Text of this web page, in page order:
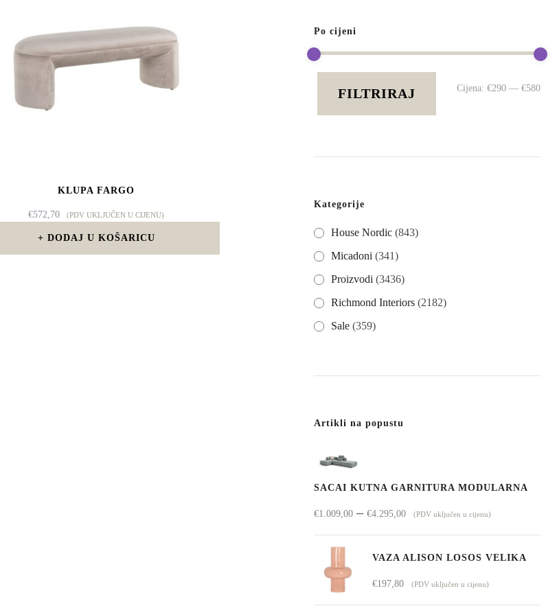
KLUPA FARGO
€572,70 (PDV UKLJUČEN U CIJENU)
DODAJ U KOŠARICU
Po cijeni
FILTRIRAJ Cijena: €290 — €580
Kategorije
House Nordic (843)
Micadoni (341)
Proizvodi (3436)
Richmond Interiors (2182)
Sale (359)
Artikli na popustu
SACAI KUTNA GARNITURA MODULARNA
€1.009,00 – €4.295,00Raspon
cijena:
od
do
(PDV uključen u cijenu)
VAZA ALISON LOSOS VELIKA
€197,80 (PDV uključen u cijenu)